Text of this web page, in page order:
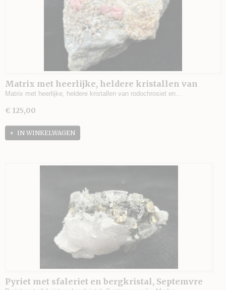
Matrix met heerlijke, heldere kristallen van
rodochrosiet en iets sfaleriet, groeve Alimon,
cm.
Matrix met heerlijke, heldere kristallen van rodochrosiet en…
€ 125,00
IN WINKELWAGEN
Pyriet met sfaleriet en bergkristal, Septemvre